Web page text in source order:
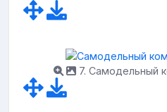
7. Самодельный